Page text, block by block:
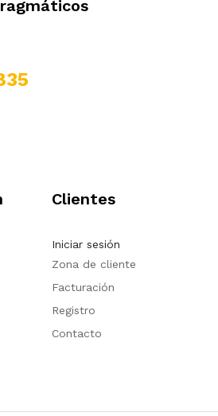
Clientes
Iniciar sesión
Zona de cliente
Facturación
Registro
Contacto